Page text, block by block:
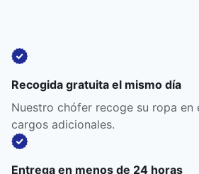
Recogida gratuita el mismo día
Nuestro chófer recoge su ropa en
cargos adicionales.
Entrega en menos de 24 horas